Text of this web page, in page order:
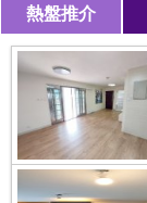
熱盤推介